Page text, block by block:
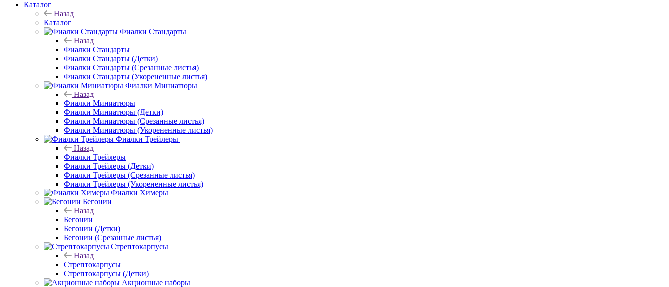
Каталог
Назад
Каталог
Фиалки Стандарты
Назад
Фиалки Стандарты
Фиалки Стандарты (Детки)
Фиалки Стандарты (Срезанные листья)
Фиалки Стандарты (Укорененные листья)
Фиалки Миниатюры
Назад
Фиалки Миниатюры
Фиалки Миниатюры (Детки)
Фиалки Миниатюры (Срезанные листья)
Фиалки Миниатюры (Укорененные листья)
Фиалки Трейлеры
Назад
Фиалки Трейлеры
Фиалки Трейлеры (Детки)
Фиалки Трейлеры (Срезанные листья)
Фиалки Трейлеры (Укорененные листья)
Фиалки Химеры
Бегонии
Назад
Бегонии
Бегонии (Детки)
Бегонии (Срезанные листья)
Стрептокарпусы
Назад
Стрептокарпусы
Стрептокарпусы (Детки)
Акционные наборы